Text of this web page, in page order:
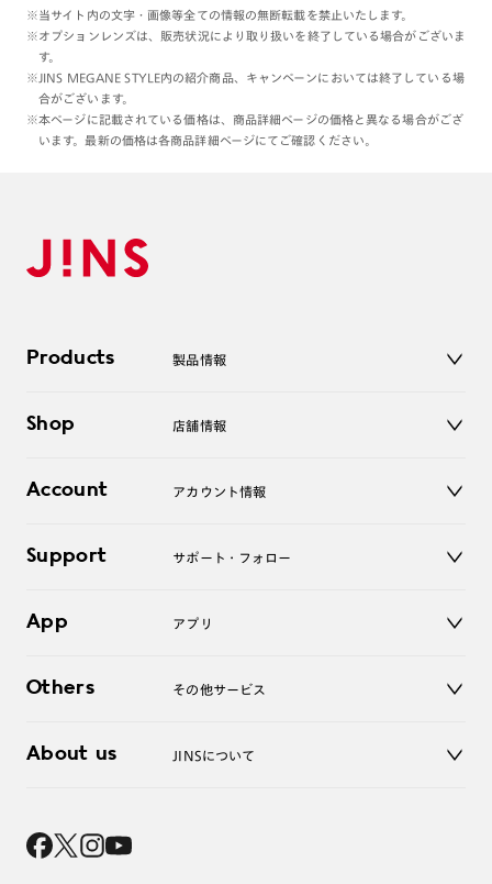
※当サイト内の文字・画像等全ての情報の無断転載を禁止いたします。
※オプションレンズは、販売状況により取り扱いを終了している場合がございま
す。
※JINS MEGANE STYLE内の紹介商品、キャンペーンにおいては終了している場
合がございます。
※本ページに記載されている価格は、商品詳細ページの価格と異なる場合がござ
います。最新の価格は各商品詳細ページにてご確認ください。
Products 製品情報
サングラス
コンタクトレンズ
アクセサリー
Shop 店舗情報
オンラインショップ
Account アカウント情報
ログアウト
Support サポート・フォロー
よくあるご質問
お問い合わせ
App アプリ
Others その他サービス
レンズ交換
About us JINSについて
採用情報